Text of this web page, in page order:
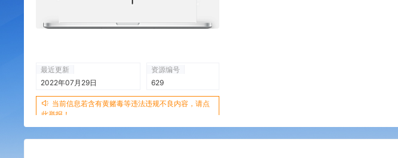
最近更新
2022年07月29日
资源编号
629
当前信息若含有黄赌毒等违法违规不良内容，请点
此举报！